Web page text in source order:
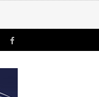
Facebook